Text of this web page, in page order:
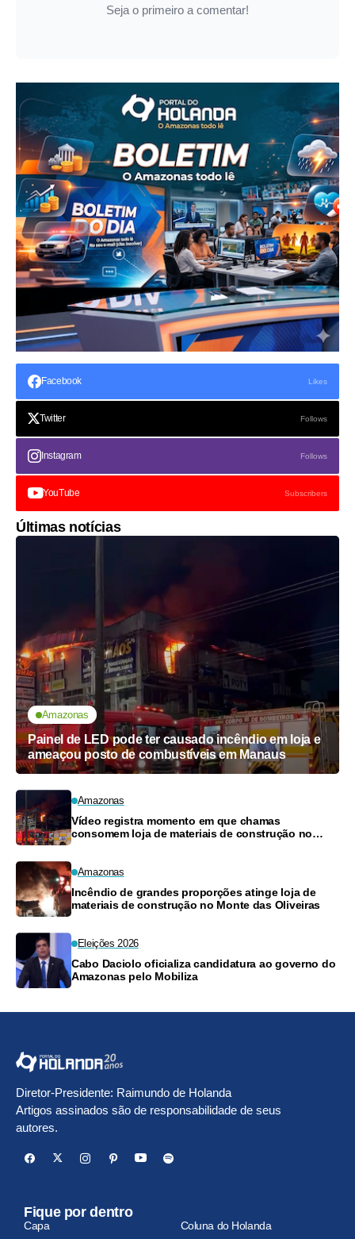
Seja o primeiro a comentar!
Facebook Likes
Twitter Follows
Instagram Follows
YouTube Subscribers
Últimas notícias
Amazonas
Painel de LED pode ter causado incêndio em loja e
ameaçou posto de combustíveis em Manaus
Amazonas
Vídeo registra momento em que chamas
consomem loja de materiais de construção no
Amazonas
Incêndio de grandes proporções atinge loja de
materiais de construção no Monte das Oliveiras
Eleições 2026
Cabo Daciolo oficializa candidatura ao governo do
Amazonas pelo Mobiliza
Diretor-Presidente: Raimundo de Holanda
Artigos assinados são de responsabilidade de seus
autores.
Fique por dentro
Capa Coluna do Holanda